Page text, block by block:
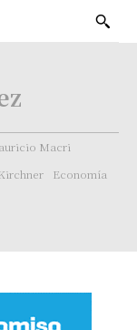
Macri
Economía